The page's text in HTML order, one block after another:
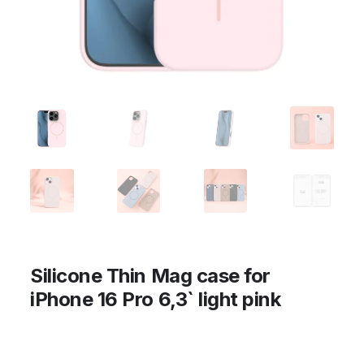
Silicone Thin Mag case for
iPhone 16 Pro 6,3` light pink